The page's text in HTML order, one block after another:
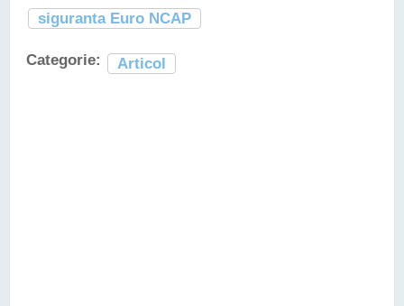
siguranta Euro NCAP
Categorie: Articol